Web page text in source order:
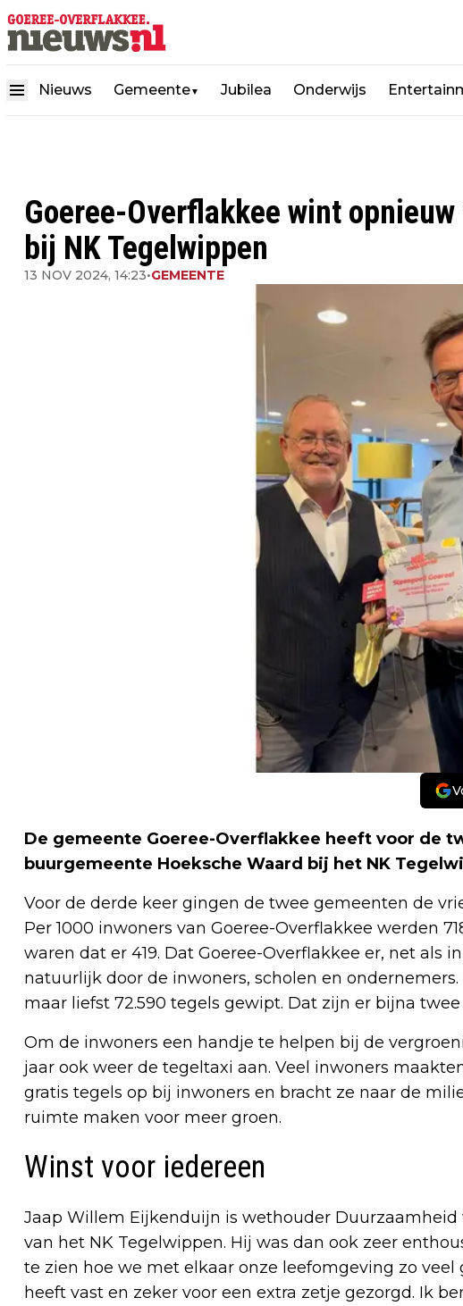
Nieuws Gemeente▼ Jubilea Onderwijs
Goeree-Overflakkee wint opnieuw
bij NK Tegelwippen
13 NOV 2024, 14:23•GEMEENTE
De gemeente Goeree-Overflakkee heeft voor de
buurgemeente Hoeksche Waard bij het NK
Voor de derde keer gingen de twee gemeenten de
Per 1000 inwoners van Goeree-Overflakkee werden
waren dat er 419. Dat Goeree-Overflakkee er, net als
natuurlijk door de inwoners, scholen en
maar liefst 72.590 tegels gewipt. Dat zijn er bijna
Om de inwoners een handje te helpen bij de
jaar ook weer de tegeltaxi aan. Veel inwoners
gratis tegels op bij inwoners en bracht ze naar de
ruimte maken voor meer groen.
Winst voor iedereen
Jaap Willem Eijkenduijn is wethouder Duurzaamheid
van het NK Tegelwippen. Hij was dan ook zeer
te zien hoe we met elkaar onze leefomgeving zo
heeft vast en zeker voor een extra zetje gezorgd. Ik